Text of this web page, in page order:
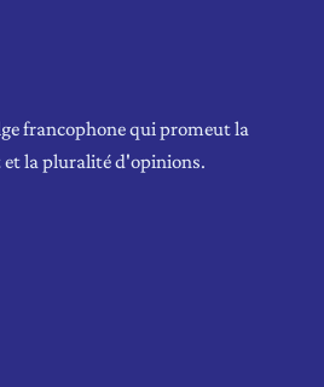
francophone qui promeut la
la pluralité d'opinions.